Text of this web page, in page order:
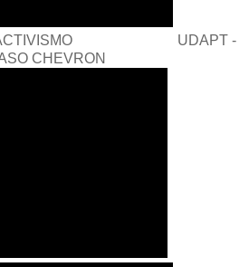
UDAPT -
CHEVRON